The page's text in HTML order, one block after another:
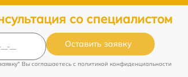
со специалистом
Оставить заявку
Вы соглашаетесь c политикой конфиденциальности